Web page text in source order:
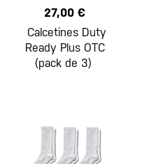
27,00 €
Calcetines Duty
Ready Plus OTC
(pack de 3)